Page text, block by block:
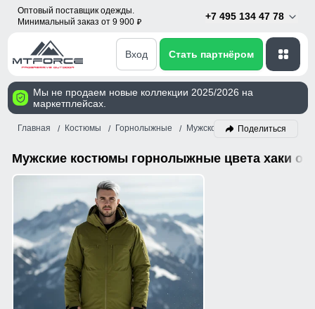
Оптовый поставщик одежды.
Минимальный заказ от 9 900 p
+7 495 134 47 78
Вход Стать партнёром
Мы не продаем новые коллекции 2025/2026 на
маркетплейсах.
Главная Костюмы Горнолыжные Мужской Хаки
Поделиться
Мужские костюмы горнолыжные цвета хаки